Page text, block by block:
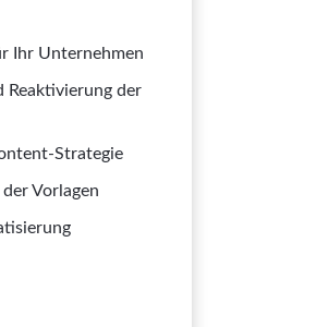
Ihr Unternehmen
Reaktivierung der
Strategie
Vorlagen